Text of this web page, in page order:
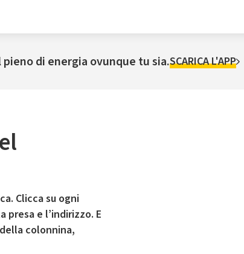
pieno di energia ovunque tu sia.SCARICA L'APP
Clicca su ogni
e l’indirizzo. E
colonnina,